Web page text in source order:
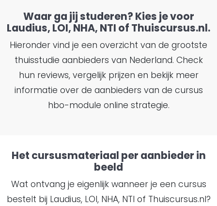
Waar ga jij studeren? Kies je voor
Laudius, LOI, NHA, NTI of Thuiscursus.nl.
Hieronder vind je een overzicht van de grootste
thuisstudie aanbieders van Nederland. Check
hun reviews, vergelijk prijzen en bekijk meer
informatie over de aanbieders van de cursus
hbo-module online strategie.
Het cursusmateriaal per aanbieder in
beeld
Wat ontvang je eigenlijk wanneer je een cursus
bestelt bij Laudius, LOI, NHA, NTI of Thuiscursus.nl?